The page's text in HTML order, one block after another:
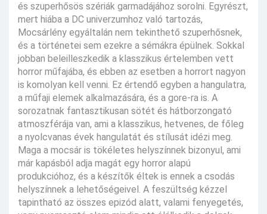
és szuperhősös szériák garmadájához sorolni. Egyrészt,
mert hiába a DC univerzumhoz való tartozás,
Mocsárlény egyáltalán nem tekinthető szuperhősnek,
és a történetei sem ezekre a sémákra épülnek. Sokkal
jobban beleilleszkedik a klasszikus értelemben vett
horror műfajába, és ebben az esetben a horrort nagyon
is komolyan kell venni. Ez értendő egyben a hangulatra,
a műfaji elemek alkalmazására, és a gore-ra is. A
sorozatnak fantasztikusan sötét és hátborzongató
atmoszférája van, ami a klasszikus, hetvenes, de főleg
a nyolcvanas évek hangulatát és stílusát idézi meg.
Maga a mocsár is tökéletes helyszínnek bizonyul, ami
már kapásból adja magát egy horror alapú
produkcióhoz, és a készítők éltek is ennek a csodás
helyszínnek a lehetőségeivel. A feszültség kézzel
tapintható az összes epizód alatt, valami fenyegetés,